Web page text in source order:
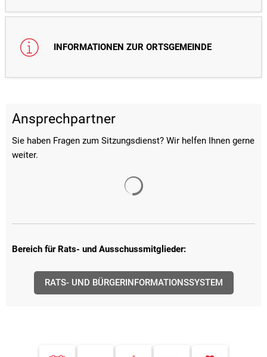
INFORMATIONEN ZUR ORTSGEMEINDE
Ansprechpartner
Sie haben Fragen zum Sitzungsdienst? Wir helfen Ihnen gerne
weiter.
Bereich für Rats- und Ausschussmitglieder:
RATS- UND BÜRGERINFORMATIONSSYSTEM